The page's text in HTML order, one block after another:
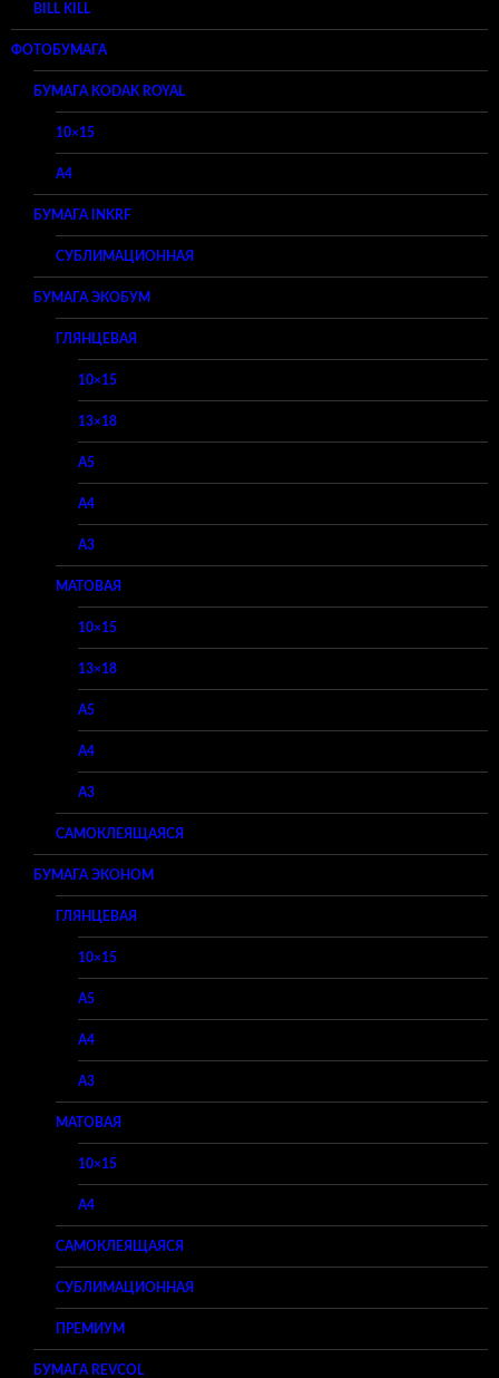
BILL KILL
ФОТОБУМАГА
БУМАГА KODAK ROYAL
10×15
A4
БУМАГА INKRF
СУБЛИМАЦИОННАЯ
БУМАГА ЭКОБУМ
ГЛЯНЦЕВАЯ
10×15
13×18
A5
A4
A3
МАТОВАЯ
10×15
13×18
A5
A4
A3
САМОКЛЕЯЩАЯСЯ
БУМАГА ЭКОНОМ
ГЛЯНЦЕВАЯ
10×15
A5
A4
A3
МАТОВАЯ
10×15
A4
САМОКЛЕЯЩАЯСЯ
СУБЛИМАЦИОННАЯ
ПРЕМИУМ
БУМАГА REVCOL